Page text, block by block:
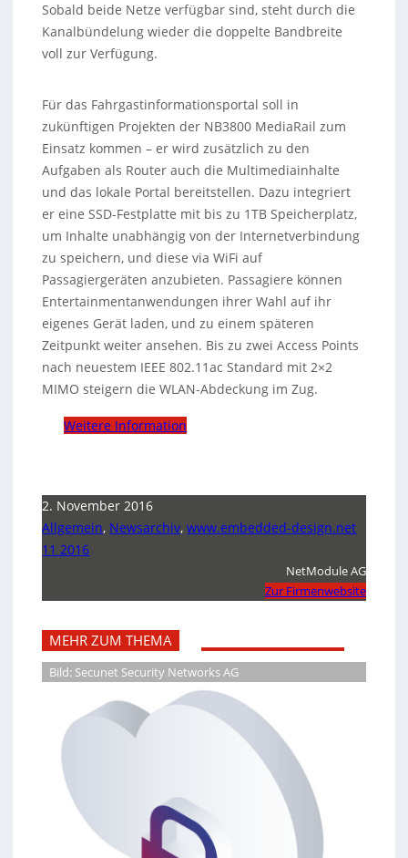
Sobald beide Netze verfügbar sind, steht durch die
Kanalbündelung wieder die doppelte Bandbreite
voll zur Verfügung.
Für das Fahrgastinformationsportal soll in
zukünftigen Projekten der NB3800 MediaRail zum
Einsatz kommen – er wird zusätzlich zu den
Aufgaben als Router auch die Multimediainhalte
und das lokale Portal bereitstellen. Dazu integriert
er eine SSD-Festplatte mit bis zu 1TB Speicherplatz,
um Inhalte unabhängig von der Internetverbindung
zu speichern, und diese via WiFi auf
Passagiergeräten anzubieten. Passagiere können
Entertainmentanwendungen ihrer Wahl auf ihr
eigenes Gerät laden, und zu einem späteren
Zeitpunkt weiter ansehen. Bis zu zwei Access Points
nach neuestem IEEE 802.11ac Standard mit 2×2
MIMO steigern die WLAN-Abdeckung im Zug.
Weitere Information
2. November 2016
Allgemein, Newsarchiv,www.embedded-design.net
11 2016
NetModule AG
Zur Firmenwebsite
MEHR ZUM THEMA
Bild: Secunet Security Networks AG